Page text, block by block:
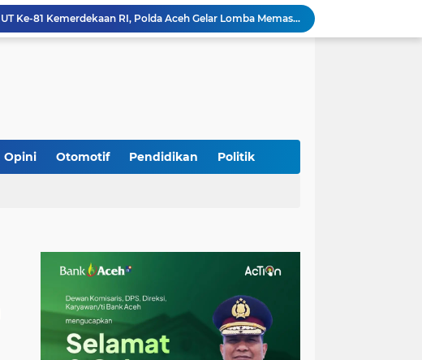
Babinsa Simpang Tiga Monitoring Harga Sembako, Pastikan Stabilitas dan Ketersediaan Bahan Pokok
Babinsa Lembah Seulawah Perkuat Sinergi dengan Tenaga Pendidik, Tekankan Pencegahan Kenakalan Remaja dan Bahaya Narkoba
Rp 2,5 Triliun Dana Kementan untuk Bencana, Pemerintah Aceh kelola Rp 9,7 M
Opini Otomotif Pendidikan Politik